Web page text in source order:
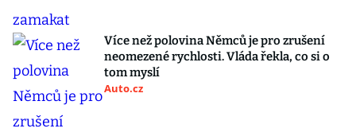
Více než polovina Němců je pro zrušení
neomezené rychlosti. Vláda řekla, co si o
tom myslí
Auto.cz